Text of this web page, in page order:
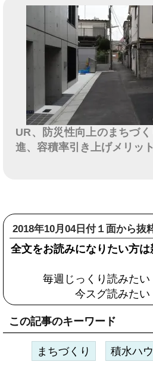
UR、防災性向上のまちづ
進、容積率引き上げメリッ
2018年10月04日付１面から抜
全文をお読みになりたい方
毎週じっくり読みたい
今スグ読みたい
この記事のキーワード
まちづくり 積水ハ